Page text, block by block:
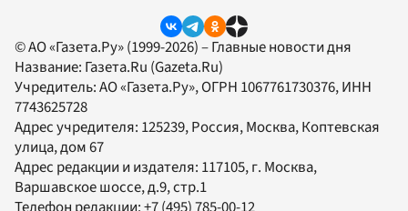
© АО «Газета.Ру» (1999-2026) – Главные новости дня
Название: Газета.Ru (Gazeta.Ru)
Учредитель:АО «Газета.Ру», ОГРН 1067761730376, ИНН
7743625728
Адрес учредителя: 125239, Россия, Москва, Коптевская
улица, дом 67
Адрес редакции и издателя: 117105, г. Москва,
Варшавское шоссе, д.9, стр.1